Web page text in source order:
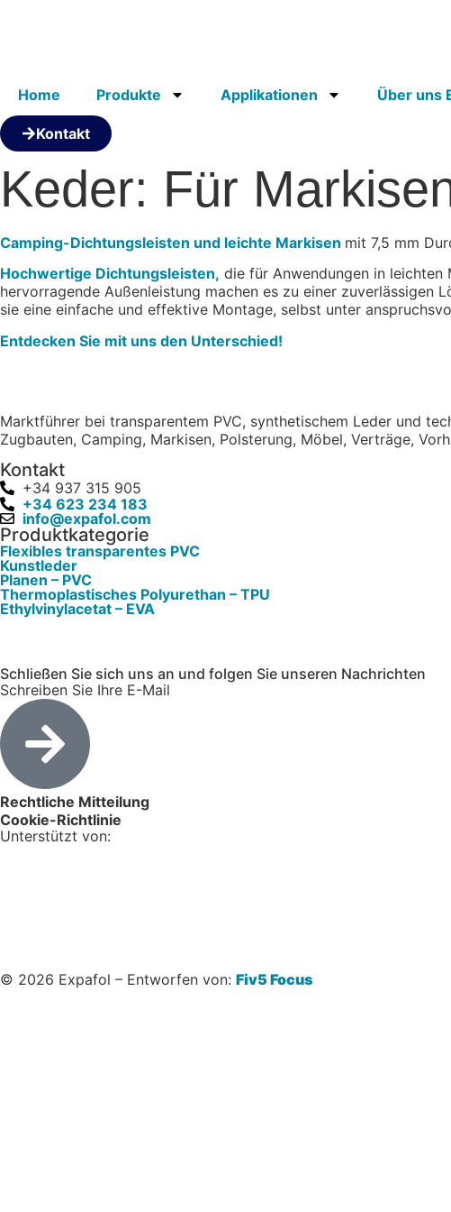
Home Produkte Applikationen Über uns
Kontakt
Keder: Für
Camping-Dichtungsleisten und leichte Markisen mit 7,5 mm
Hochwertige Dichtungsleisten, die für Anwendungen in
hervorragende Außenleistung machen es zu einer zuverlässigen
sie eine einfache und effektive Montage, selbst unter
Entdecken Sie mit uns den Unterschied!
Marktführer bei transparentem PVC, synthetischem Leder und
Zugbauten, Camping, Markisen, Polsterung, Möbel, Verträge,
Kontakt
+34 937 315 905
+34 623 234 183
info@expafol.com
Produktkategorie
Flexibles transparentes PVC
Kunstleder
Planen – PVC
Thermoplastisches Polyurethan – TPU
Ethylvinylacetat – EVA
Schließen Sie sich uns an und folgen Sie unseren Nachrichten
Schreiben Sie Ihre E-Mail
Rechtliche Mitteilung
Cookie-Richtlinie
Unterstützt von:
© 2026 Expafol – Entworfen von: Fiv5 Focus